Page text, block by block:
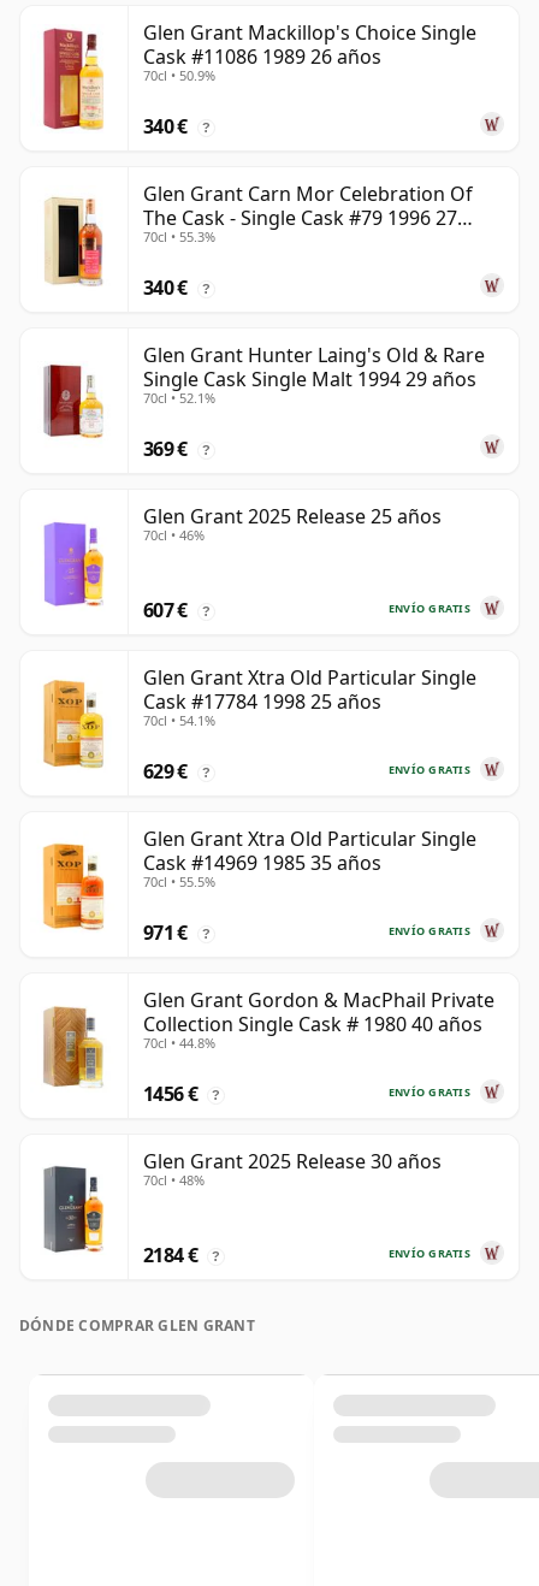
Glen Grant Mackillop's Choice Single
Cask #11086 1989 26 años
70cl • 50.9%
340 € ?
Glen Grant Carn Mor Celebration Of
The Cask - Single Cask #79 1996 27
años
70cl • 55.3%
340 € ?
Glen Grant Hunter Laing's Old & Rare
Single Cask Single Malt 1994 29 años
70cl • 52.1%
369 € ?
Glen Grant 2025 Release 25 años
70cl • 46%
ENVÍO GRATIS
607 € ?
Glen Grant Xtra Old Particular Single
Cask #17784 1998 25 años
70cl • 54.1%
ENVÍO GRATIS
629 € ?
Glen Grant Xtra Old Particular Single
Cask #14969 1985 35 años
70cl • 55.5%
ENVÍO GRATIS
971 € ?
Glen Grant Gordon & MacPhail Private
Collection Single Cask # 1980 40 años
70cl • 44.8%
ENVÍO GRATIS
1456 € ?
Glen Grant 2025 Release 30 años
70cl • 48%
ENVÍO GRATIS
2184 € ?
DÓNDE COMPRAR GLEN GRANT